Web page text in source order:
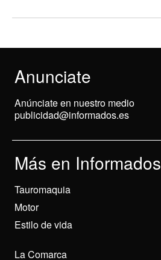
Anunciate
Anúnciate en nuestro medio
publicidad@informados.es
Más en Informados
Tauromaquia
Motor
Estilo de vida
La Comarca